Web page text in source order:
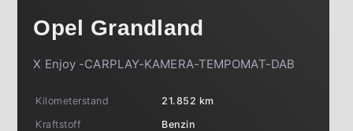
Opel Grandland
X Enjoy -CARPLAY-KAMERA-TEMPOMAT-DAB
Kilometerstand
21.852 km
Kraftstoff
Benzin